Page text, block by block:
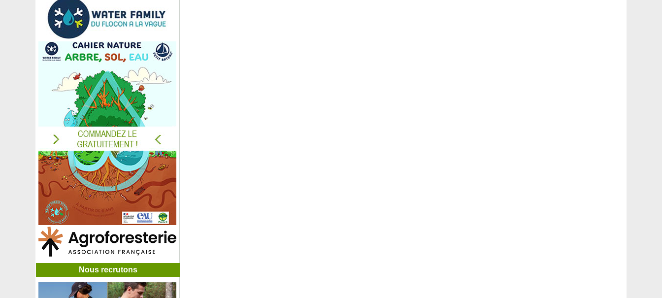
Rose du Désert - Floraison rose
Rose du Désert - Floraison rouge
Rose du Désert specimen
Rosier 'Abbaye de Cluny'
Rosier 'Abracadabra'
Rosier 'Abraham Darby'
Rosier 'Alba Meillandécor'
Rosier 'Albertine'
Rosier 'Alibaba'
Rosier 'All my loving'
Rosier 'Amber Flush'
Rosier 'André Le Notre'
Rosier 'Arthur Rimbaud'
Rosier 'Astrée'
Rosier 'Auguste Renoir'
Rosier 'Baie des Anges'
Rosier 'Ballerina'
Rosier 'Barbra Streisand'
Rosier 'Bernard Hinault'
Rosier 'Black Baccara'
Rosier 'Blue Eden'
Rosier 'Blue Eyes'
Rosier 'Blue Girl'
Rosier 'Bolchoi'
Rosier 'Bossa Nova'
Rosier 'Brocéliande'
Rosier 'Buff Beauty'
Nous recrutons